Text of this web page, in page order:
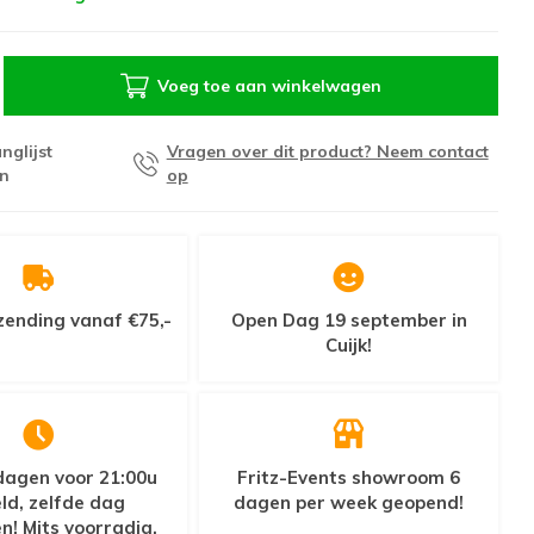
Voeg toe aan winkelwagen
Vragen over dit product? Neem contact
op
vanaf €75,-
Open Dag 19 september in
Cuijk!
voor 21:00u
zelfde dag
Mits voorradig.
Fritz-Events showroom 6
dagen per week geopend!